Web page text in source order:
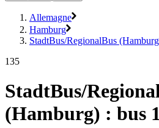
Allemagne
Hamburg
StadtBus/RegionalBus
135
StadtBus/
(Hamburg) : bus